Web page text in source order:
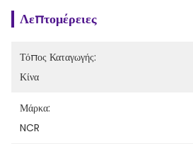
Λεπτομέρειες
Τόπος Καταγωγής:
Κίνα
Μάρκα:
NCR